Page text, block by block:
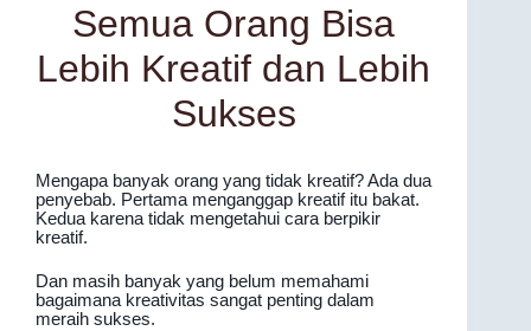
Semua Orang Bisa
Lebih Kreatif dan Lebih
Sukses
Mengapa banyak orang yang tidak kreatif? Ada dua
penyebab. Pertama menganggap kreatif itu bakat.
Kedua karena tidak mengetahui cara berpikir
kreatif.
Dan masih banyak yang belum memahami
bagaimana kreativitas sangat penting dalam
meraih sukses.